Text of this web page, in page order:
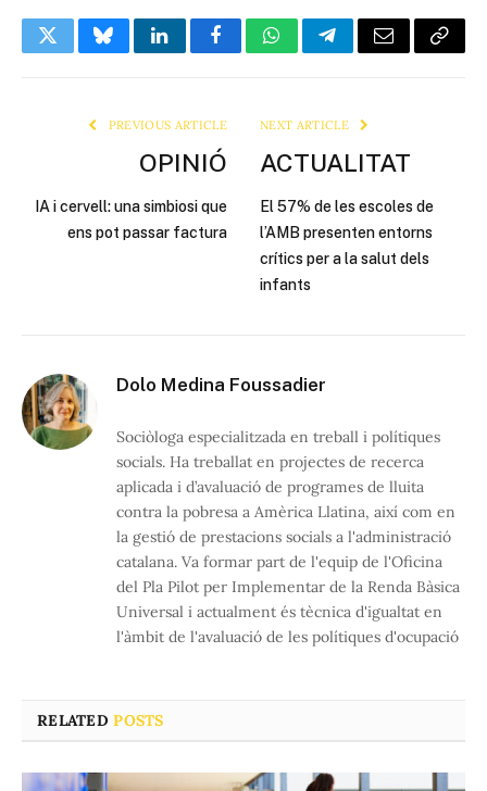
TwitterBlueskyLinkedInFacebookWhatsAppTelegramEmail Copy
PREVIOUS ARTICLE
OPINIÓ
IA i cervell: una simbiosi que
ens pot passar factura
NEXT ARTICLE
ACTUALITAT
El 57% de les escoles de
l’AMB presenten entorns
crítics per a la salut dels
infants
Dolo Medina Foussadier
Sociòloga especialitzada en treball i polítiques
socials. Ha treballat en projectes de recerca
aplicada i d’avaluació de programes de lluita
contra la pobresa a Amèrica Llatina, així com en
la gestió de prestacions socials a l'administració
catalana. Va formar part de l'equip de l'Oficina
del Pla Pilot per Implementar de la Renda Bàsica
Universal i actualment és tècnica d'igualtat en
l'àmbit de l'avaluació de les polítiques d'ocupació
RELATEDPOSTS